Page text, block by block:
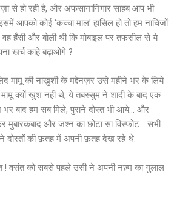
से हो रही है, और अफसानानिगार साहब आप भी
आपको कोई ‘कच्चा माल’ हासिल हो तो हम नाचिजों
हँसी और बोली थी कि मोबाइल पर तफसील से ये
खर्च काहे बढ़ाओगे ?
मामू की नाखुशी के मद्देनज़र उसे महीने भर के लिये
क्यों खुश नहीं थे, ये तबस्सुम ने शादी के बाद एक
भर बाद हम सब मिले, पुराने दोस्त भी आये… और
मुबारकबाद और जश्न का छोटा सा विस्फोट… सभी
दोस्तों की फ़तह में अपनी फ़तह देख रहे थे.
! वसंत को सबसे पहले उसी ने अपनी नज़्म का गुलाल